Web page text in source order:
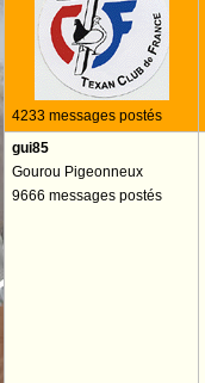
4233 messages postés
gui85
Gourou Pigeonneux
9666 messages postés